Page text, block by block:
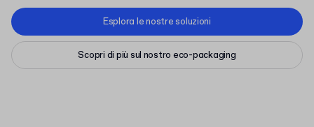
Esplora le nostre soluzioni
Scopri di più sul nostro eco-packaging